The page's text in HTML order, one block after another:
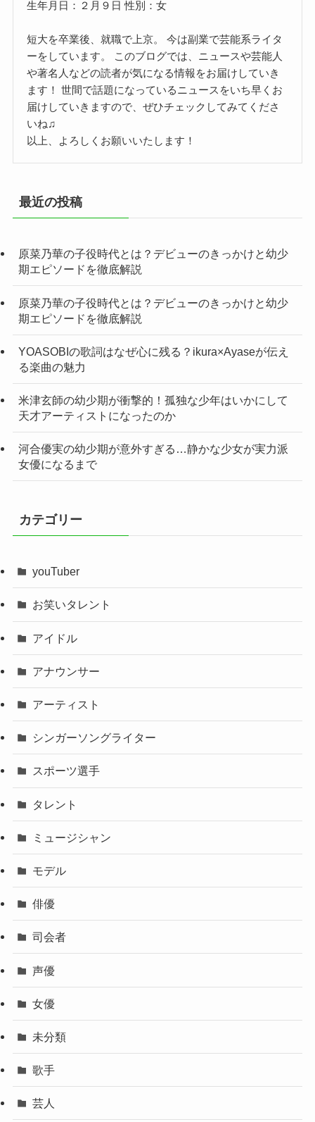
生年月日：２月９日 性別：女
短大を卒業後、就職で上京。 今は副業で芸能系ライタ
ーをしています。 このブログでは、ニュースや芸能人
や著名人などの読者が気になる情報をお届けしていき
ます！ 世間で話題になっているニュースをいち早くお
届けしていきますので、ぜひチェックしてみてくださ
いね♫
以上、よろしくお願いいたします！
最近の投稿
原菜乃華の子役時代とは？デビューのきっかけと幼少
期エピソードを徹底解説
原菜乃華の子役時代とは？デビューのきっかけと幼少
期エピソードを徹底解説
YOASOBIの歌詞はなぜ心に残る？ikura×Ayaseが伝え
る楽曲の魅力
米津玄師の幼少期が衝撃的！孤独な少年はいかにして
天才アーティストになったのか
河合優実の幼少期が意外すぎる…静かな少女が実力派
女優になるまで
カテゴリー
youTuber
お笑いタレント
アイドル
アナウンサー
アーティスト
シンガーソングライター
スポーツ選手
タレント
ミュージシャン
モデル
俳優
司会者
声優
女優
未分類
歌手
芸人